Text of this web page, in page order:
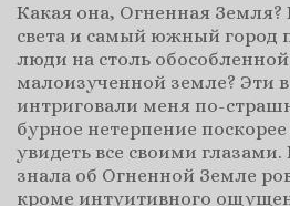
Какая она, Огненная Земля?
света и самый южный город
люди на столь обособленной
малоизученной земле? Эти
интриговали меня по-
бурное нетерпение
увидеть все своими
знала об Огненной Земле
кроме интуитивного